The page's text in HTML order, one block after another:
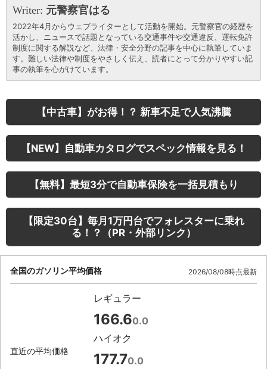
Writer: 元警察官はる
2022年4月からウェブライターとして活動を開始。元警察官の経歴を
活かし、ニュースで話題となっている交通事件や交通違反、運転免許
制度に関する解説など、法律・安全分野の記事を中心に執筆していま
す。難しい法律や制度をやさしく伝え、読者にとって分かりやすい記
事の執筆を心がけています。
【中古車】がお得！？ 新車不足で人気沸騰
【NEW】自動車カタログでスペック情報を見る！
【無料】最短3分で自動車保険を一括見積もり
【限定30台】毎月1万円台でフォレスターに乗れ
る！？（PR・外部リンク）
全国のガソリン平均価格 2026/08/08時点最新
直近の平均価格
レギュラー
166.60.0
ハイオク
177.70.0